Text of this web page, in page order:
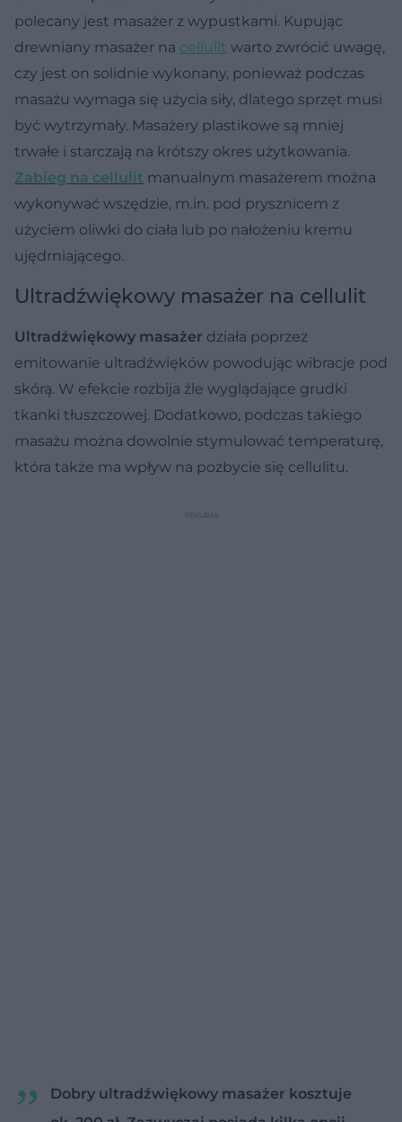
polecany jest masażer z wypustkami. Kupując
drewniany masażer na cellulit warto zwrócić uwagę,
czy jest on solidnie wykonany, ponieważ podczas
masażu wymaga się użycia siły, dlatego sprzęt musi
być wytrzymały. Masażery plastikowe są mniej
trwałe i starczają na krótszy okres użytkowania.
Zabieg na cellulit manualnym masażerem można
wykonywać wszędzie, m.in. pod prysznicem z
użyciem oliwki do ciała lub po nałożeniu kremu
ujędrniającego.
Ultradźwiękowy masażer na cellulit
Ultradźwiękowy masażer działa poprzez
emitowanie ultradźwięków powodując wibracje pod
skórą. W efekcie rozbija źle wyglądające grudki
tkanki tłuszczowej. Dodatkowo, podczas takiego
masażu można dowolnie stymulować temperaturę,
która także ma wpływ na pozbycie się cellulitu.
Dobry ultradźwiękowy masażer kosztuje